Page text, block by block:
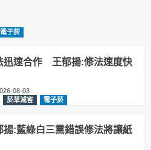
電子菸
迅速合作 王郁揚:修法速度快
08-03
菸草減害 電子菸
:藍綠白三黨錯誤修法將讓紙